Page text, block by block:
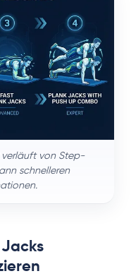
von Step-
schnelleren